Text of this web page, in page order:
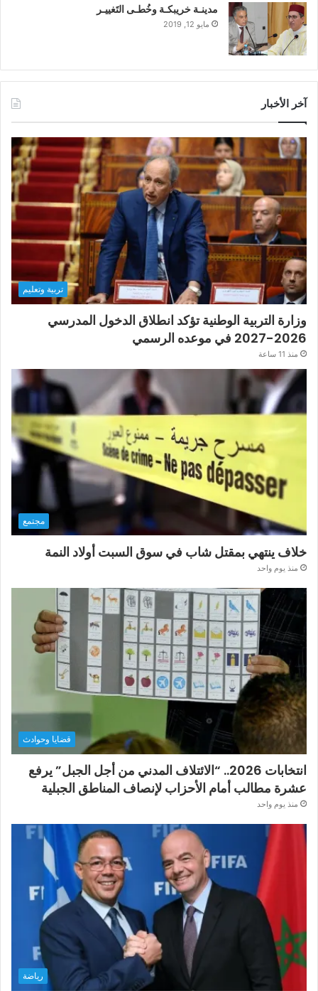
مدينـة خريبكـة وخُطـى التَغييـر
مايو 12, 2019
آخر الأخبار
تربية وتعليم
وزارة التربية الوطنية تؤكد انطلاق الدخول المدرسي
2026-2027 في موعده الرسمي
منذ 11 ساعة
مجتمع
خلاف ينتهي بمقتل شاب في سوق السبت أولاد النمة
منذ يوم واحد
قضايا وحوادث
انتخابات 2026.. “الائتلاف المدني من أجل الجبل” يرفع
عشرة مطالب أمام الأحزاب لإنصاف المناطق الجبلية
منذ يوم واحد
رياضة